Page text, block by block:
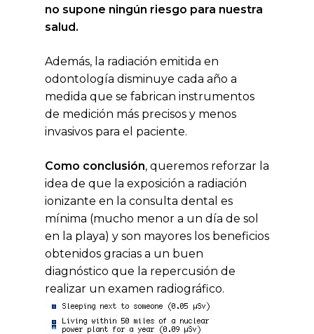
no supone ningún riesgo para nuestra
salud.
Además, la radiación emitida en
odontología disminuye cada año a
medida que se fabrican instrumentos
de medición más precisos y menos
invasivos para el paciente.
Como conclusión, queremos reforzar la
idea de que la exposición a radiación
ionizante en la consulta dental es
mínima (mucho menor a un día de sol
en la playa) y son mayores los beneficios
obtenidos gracias a un buen
diagnóstico que la repercusión de
realizar un examen radiográfico.